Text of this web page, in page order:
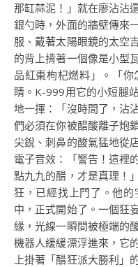
那缸蒜泥！」就在廖沾沾
銀勺時，外面的牆壁傳來
服、戴著太陽眼鏡的太空
的背上揹著一個像是小型
品紅棗枸杞燃料」。「
睛。K-999用它的小短腿
地一揮：「沒時間了，沾
們必須在你被醋酸離子炮
尖銳、刺鼻的酸氣猛地從
電子音效：「警告！這裡
點九九的醋，才是真理！
狂，已經找上門了。他
中，正式開始了。一個狂
緣，光線一瞬間被極端的
機器人緩緩漂浮進來，它
上掛著「醋狂派大勝利」